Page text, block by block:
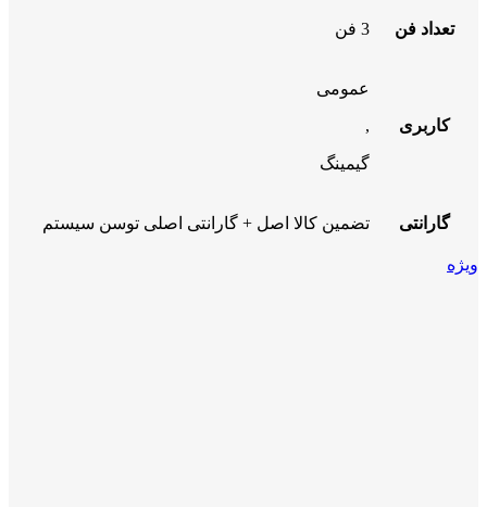
تعداد فن 3 فن
کاربری
عمومی
,
گیمینگ
گارانتی تضمین کالا اصل + گارانتی اصلی توسن سیستم
ویژه